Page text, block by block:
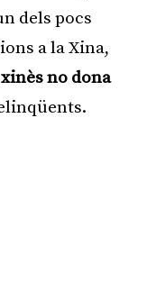
dels pocs
a la Xina,
no dona